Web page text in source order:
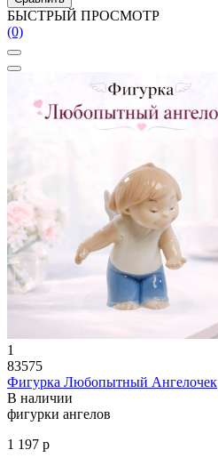
БЫСТРЫЙ ПРОСМОТР
(0)
1
83575
Фигурка Любопытный Ангелочек
В наличии
фигурки ангелов
1 197 р